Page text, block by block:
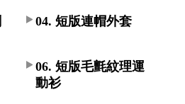
04. 短版連帽外套
06. 短版毛氈紋理運
動衫